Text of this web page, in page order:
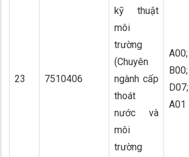
23 7510406
kỹ thuật
môi
trường
(Chuyên
ngành cấp
thoát
nước và
môi
trường
A00;
B00;
D07;
A01